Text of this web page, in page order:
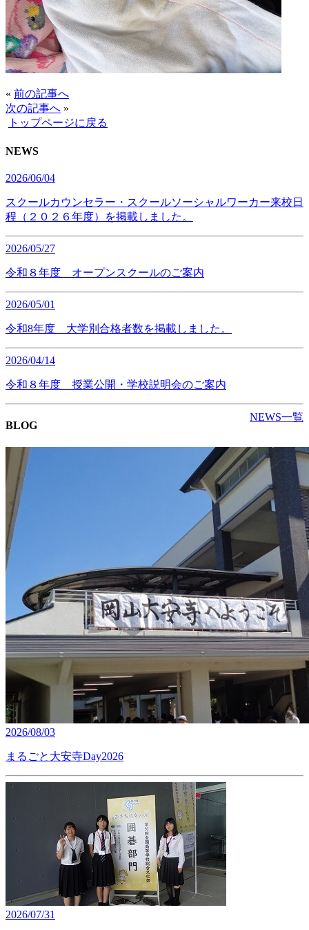
« 前の記事へ
次の記事へ »
トップページに戻る
NEWS
2026/06/04
スクールカウンセラー・スクールソーシャルワーカー来校日
程（２０２６年度）を掲載しました。
2026/05/27
令和８年度 オープンスクールのご案内
2026/05/01
令和8年度 大学別合格者数を掲載しました。
2026/04/14
令和８年度 授業公開・学校説明会のご案内
NEWS一覧
BLOG
2026/08/03
まるごと大安寺Day2026
2026/07/31